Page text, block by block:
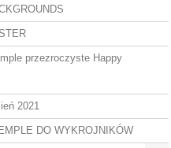
przezroczyste Happy
2021
DO WYKROJNIKÓW